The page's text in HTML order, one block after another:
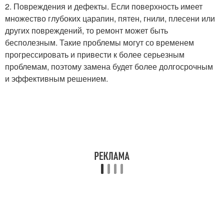
2. Повреждения и дефекты. Если поверхность имеет
множество глубоких царапин, пятен, гнили, плесени или
других повреждений, то ремонт может быть
бесполезным. Такие проблемы могут со временем
прогрессировать и привести к более серьезным
проблемам, поэтому замена будет более долгосрочным
и эффективным решением.